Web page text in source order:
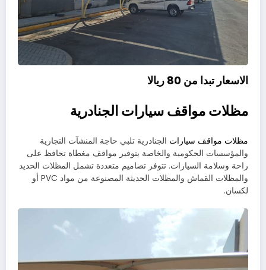
الاسعار تبدا من 80 ريالا
مظلات مواقف سيارات الجنادرية
مظلات مواقف سيارات الجنادرية تلبي حاجة المنشآت التجارية
والمؤسسات الحكومية والخاصة بتوفير مواقف مغطاة تحافظ على
راحة وسلامة السيارات. تتوفر تصاميم متعددة تشمل المظلات الحديد
والمظلات القماش والمظلات الحديثة المصنوعة من مواد PVC أو
لكسان.